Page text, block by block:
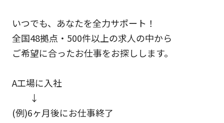
いつでも、あなたを全力サポート！
全国48拠点・500件以上の求人の中から
ご希望に合ったお仕事をお探しします。
A工場に入社
↓
(例)6ヶ月後にお仕事終了